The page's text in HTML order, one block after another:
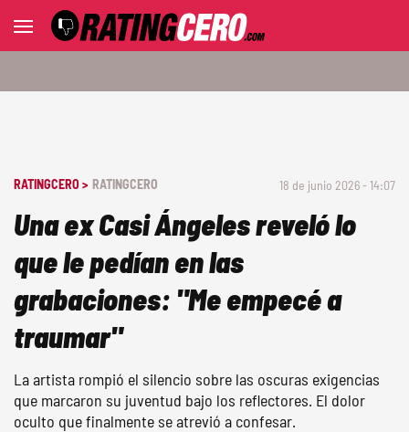
RATINGCERO > RATINGCERO 18 de junio 2026 - 14:07
Una ex Casi Ángeles reveló lo
que le pedían en las
grabaciones: "Me empecé a
traumar"
La artista rompió el silencio sobre las oscuras exigencias
que marcaron su juventud bajo los reflectores. El dolor
oculto que finalmente se atrevió a confesar.